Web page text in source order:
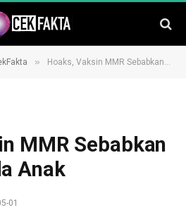
» Hoaks, Vaksin MMR Sebabkan Autisme pada Anak
MMR Sebabkan
Anak
01